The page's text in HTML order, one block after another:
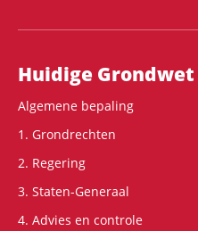
Hoofdnavigatie
Huidige Grondwet
Algemene bepaling
1. Grondrechten
2. Regering
3. Staten-Generaal
4. Advies en controle